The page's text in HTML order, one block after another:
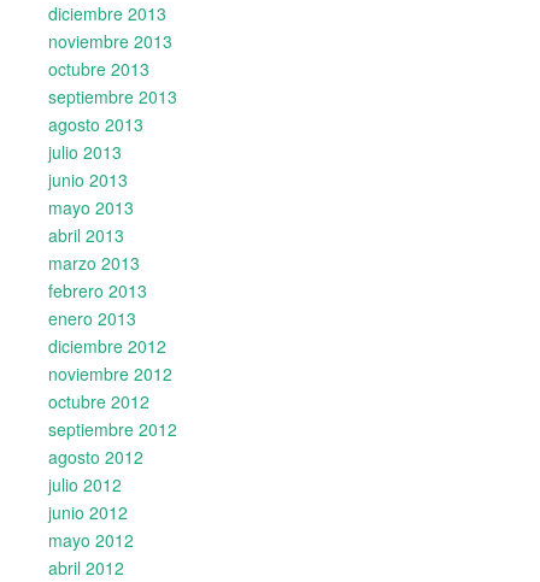
diciembre 2013
noviembre 2013
octubre 2013
septiembre 2013
agosto 2013
julio 2013
junio 2013
mayo 2013
abril 2013
marzo 2013
febrero 2013
enero 2013
diciembre 2012
noviembre 2012
octubre 2012
septiembre 2012
agosto 2012
julio 2012
junio 2012
mayo 2012
abril 2012